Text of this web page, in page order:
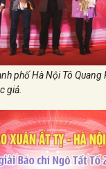
phố Hà Nội Tô Quang
giả.